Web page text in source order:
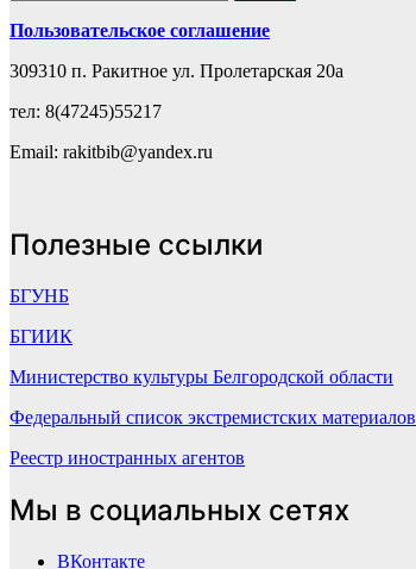
Пользовательское соглашение
309310 п. Ракитное ул. Пролетарская 20а
тел: 8(47245)55217
Email: rakitbib@yandex.ru
Полезные ссылки
БГУНБ
БГИИК
Министерство культуры Белгородской области
Федеральный список экстремистских материалов
Реестр иностранных агентов
Мы в социальных сетях
ВКонтакте